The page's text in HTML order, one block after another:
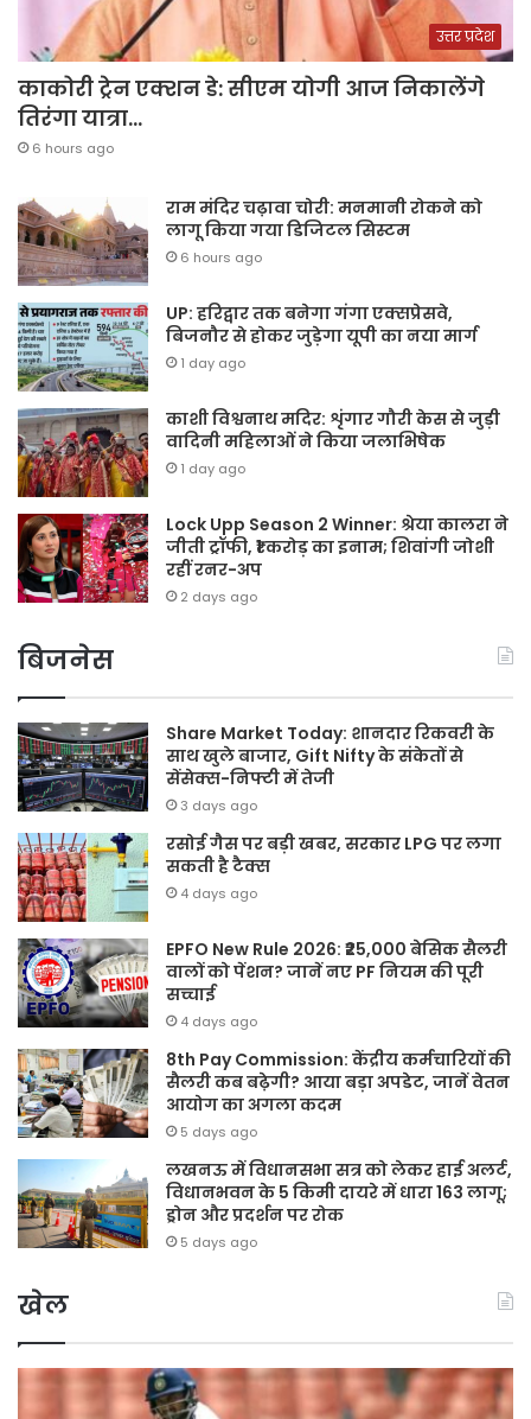
उत्तर प्रदेश
काकोरी ट्रेन एक्शन डे: सीएम योगी आज निकालेंगे
तिरंगा यात्रा…
6 hours ago
राम मंदिर चढ़ावा चोरी: मनमानी रोकने को
लागू किया गया डिजिटल सिस्टम
6 hours ago
UP: हरिद्वार तक बनेगा गंगा एक्सप्रेसवे,
बिजनौर से होकर जुड़ेगा यूपी का नया मार्ग
1 day ago
काशी विश्वनाथ मदिर: शृंगार गौरी केस से जुड़ी
वादिनी महिलाओं ने किया जलाभिषेक
1 day ago
Lock Upp Season 2 Winner: श्रेया कालरा ने
जीती ट्रॉफी, ₹1 करोड़ का इनाम; शिवांगी जोशी
रहीं रनर-अप
2 days ago
बिजनेस
Share Market Today: शानदार रिकवरी के
साथ खुले बाजार, Gift Nifty के संकेतों से
सेंसेक्स-निफ्टी में तेजी
3 days ago
रसोई गैस पर बड़ी खबर, सरकार LPG पर लगा
सकती है टैक्स
4 days ago
EPFO New Rule 2026: ₹25,000 बेसिक सैलरी
वालों को पेंशन? जानें नए PF नियम की पूरी
सच्चाई
4 days ago
8th Pay Commission: केंद्रीय कर्मचारियों की
सैलरी कब बढ़ेगी? आया बड़ा अपडेट, जानें वेतन
आयोग का अगला कदम
5 days ago
लखनऊ में विधानसभा सत्र को लेकर हाई अलर्ट,
विधानभवन के 5 किमी दायरे में धारा 163 लागू;
ड्रोन और प्रदर्शन पर रोक
5 days ago
खेल